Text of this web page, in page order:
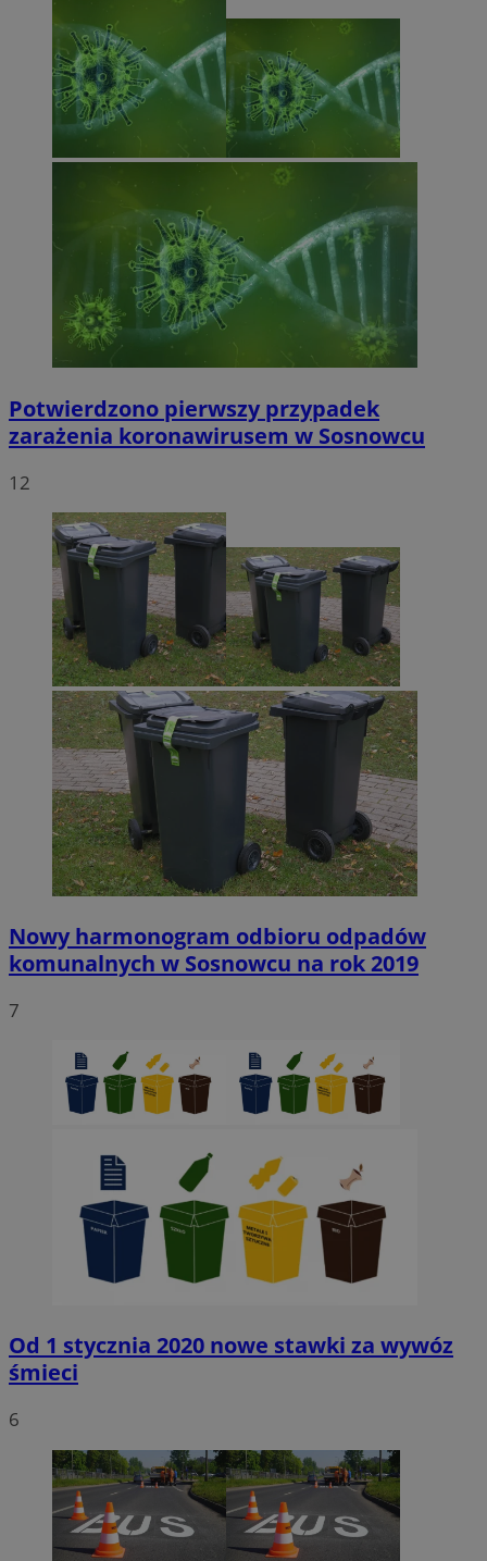
Potwierdzono pierwszy przypadek
zarażenia koronawirusem w Sosnowcu
12
Nowy harmonogram odbioru odpadów
komunalnych w Sosnowcu na rok 2019
7
Od 1 stycznia 2020 nowe stawki za wywóz
śmieci
6